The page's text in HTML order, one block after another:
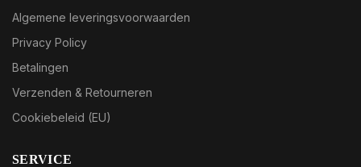
Algemene leveringsvoorwaarden
Privacy Policy
Betalingen
Verzenden & Retourneren
Cookiebeleid (EU)
SERVICE